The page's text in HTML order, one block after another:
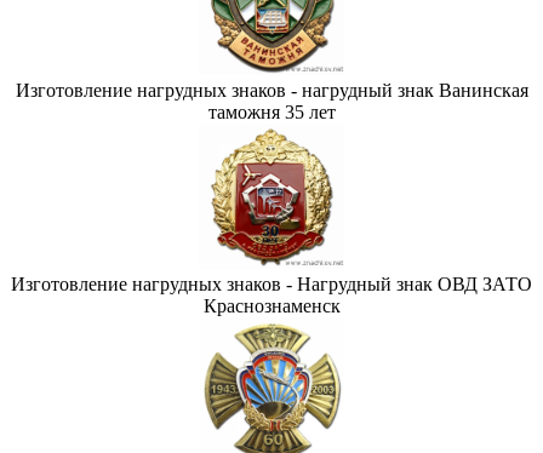
Изготовление нагрудных знаков - нагрудный знак Ванинская
таможня 35 лет
Изготовление нагрудных знаков - Нагрудный знак ОВД ЗАТО
Краснознаменск